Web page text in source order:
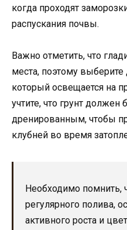
когда проходят
распускания почвы.
Важно отметить, что
места, поэтому выберите
который освещается на
учтите, что грунт
дренированным, чтобы
клубней во время
Необходимо помнить,
регулярного полива,
активного роста и